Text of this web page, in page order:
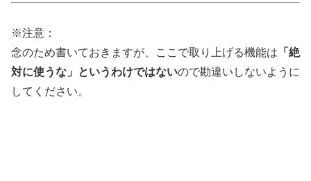
※注意：
念のため書いておきますが、ここで取り上げる機能は 「絶
対に使うな」というわけではないので勘違いしないように
してください。